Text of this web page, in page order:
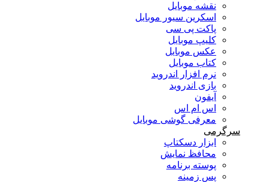
نقشه موبایل
اسکرین سیور موبایل
پاکت پی سی
کلیپ موبایل
عکس موبایل
کتاب موبایل
نرم افزار اندروید
بازی اندروید
آیفون
اس ام اس
معرفی گوشی موبایل
سرگرمی
ابزار دسکتاپ
محافظ نمایش
پوسته برنامه
پس زمینه